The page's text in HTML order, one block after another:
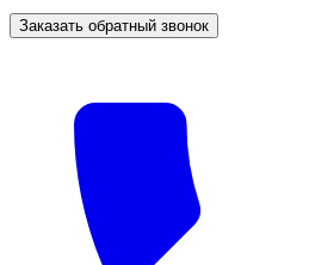
Заказать обратный звонок